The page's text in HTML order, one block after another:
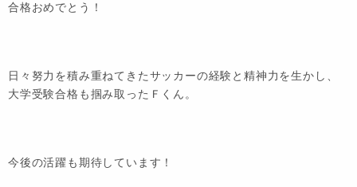
合格おめでとう！
日々努力を積み重ねてきたサッカーの経験と精神力を生かし、
大学受験合格も掴み取ったＦくん。
今後の活躍も期待しています！